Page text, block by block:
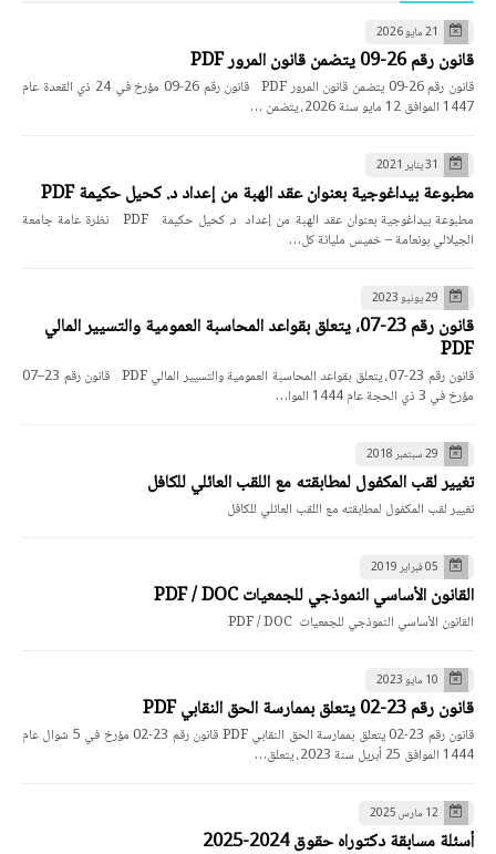
21 مايو 2026
قانون رقم 26-09 يتضمن قانون المرور PDF
قانون رقم 26-09 يتضمن قانون المرور PDF قانون رقم 26-09 مؤرخ في 24 ذي القعدة عام
1447 الموافق 12 مايو سنة 2026، يتضمن …
31 يناير 2021
مطبوعة بيداغوجية بعنوان عقد الهبة من إعداد د. كحيل حكيمة PDF
مطبوعة بيداغوجية بعنوان عقد الهبة من إعداد د. كحيل حكيمة PDF نظرة عامة جامعة
الجيلالي بونعامة – خميس مليانة كل…
29 يونيو 2023
قانون رقم 23-07، يتعلق بقواعد المحاسبة العمومية والتسيير المالي
PDF
قانون رقم 23-07، يتعلق بقواعد المحاسبة العمومية والتسيير المالي PDF قانون رقم 23–07
مؤرخ في 3 ذي الحجة عام 1444 الموا…
29 سبتمبر 2018
تغيير لقب المكفول لمطابقته مع اللقب العائلي للكافل
تغيير لقب المكفول لمطابقته مع اللقب العائلي للكافل
05 فبراير 2019
القانون الأساسي النموذجي للجمعيات PDF / DOC
القانون الأساسي النموذجي للجمعيات PDF / DOC
10 مايو 2023
قانون رقم 23-02 يتعلق بممارسة الحق النقابي PDF
قانون رقم 23-02 يتعلق بممارسة الحق النقابي PDF قانون رقم 23-02 مؤرخ في 5 شوال عام
1444 الموافق 25 أبريل سنة 2023، يتعلق…
12 مارس 2025
أسئلة مسابقة دكتوراه حقوق 2024-2025